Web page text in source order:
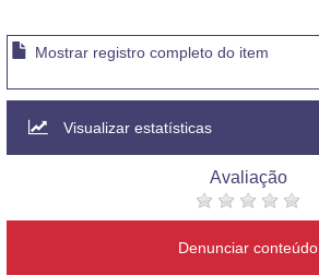
Mostrar registro completo do item
Visualizar estatísticas
Avaliação
Denunciar conteúdo